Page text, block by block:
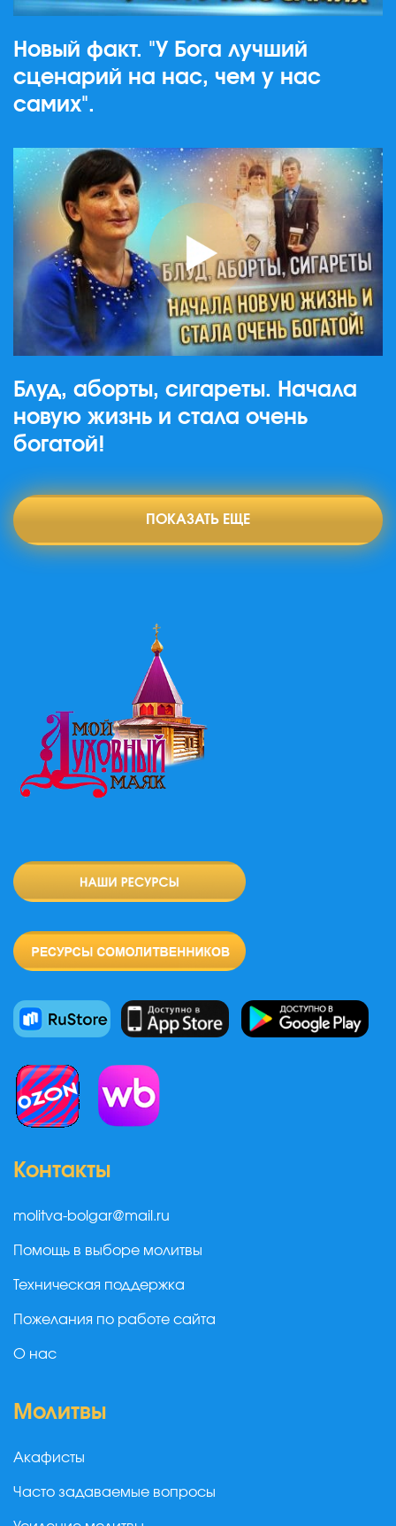
Новый факт. "У Бога лучший
сценарий на нас, чем у нас
самих".
Блуд, аборты, сигареты. Начала
новую жизнь и стала очень
богатой!
ПОКАЗАТЬ ЕЩЕ
Контакты
molitva-bolgar@mail.ru
Помощь в выборе молитвы
Техническая поддержка
Пожелания по работе сайта
О нас
Молитвы
Акафисты
Часто задаваемые вопросы